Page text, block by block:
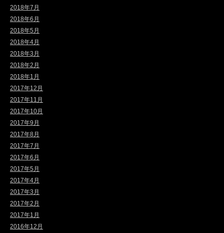
2018年7月
2018年6月
2018年5月
2018年4月
2018年3月
2018年2月
2018年1月
2017年12月
2017年11月
2017年10月
2017年9月
2017年8月
2017年7月
2017年6月
2017年5月
2017年4月
2017年3月
2017年2月
2017年1月
2016年12月